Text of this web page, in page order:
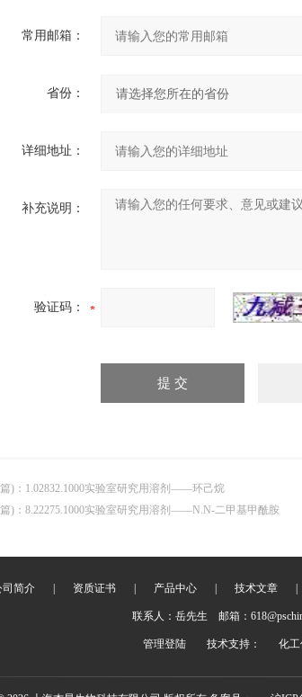
常用邮箱：
省份：
详细地址：
补充说明：
验证码：
) ： 1.02832.1000实验室研究用溶剂——环己烷
) ： 8.22275.1000实验室研究用溶剂——N.N-二甲基甲酰胺
司简介 资质证书 产品中心 技术文章
联系人：岳先生 邮箱：
管理登陆 技术支持： 化工